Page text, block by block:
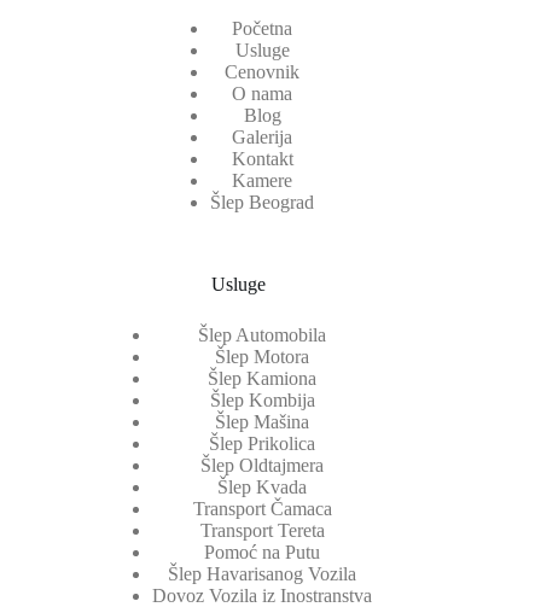
Početna
Usluge
Cenovnik
O nama
Blog
Galerija
Kontakt
Kamere
Šlep Beograd
Usluge
Šlep Automobila
Šlep Motora
Šlep Kamiona
Šlep Kombija
Šlep Mašina
Šlep Prikolica
Šlep Oldtajmera
Šlep Kvada
Transport Čamaca
Transport Tereta
Pomoć na Putu
Šlep Havarisanog Vozila
Dovoz Vozila iz Inostranstva